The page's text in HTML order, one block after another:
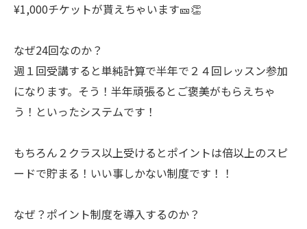
¥1,000チケットが貰えちゃいます🎫👏
なぜ24回なのか？
週１回受講すると単純計算で半年で２４回レッスン参加
になります。そう！半年頑張るとご褒美がもらえちゃ
う！といったシステムです！
もちろん２クラス以上受けるとポイントは倍以上のスピ
ードで貯まる！いい事しかない制度です！！
なぜ？ポイント制度を導入するのか？